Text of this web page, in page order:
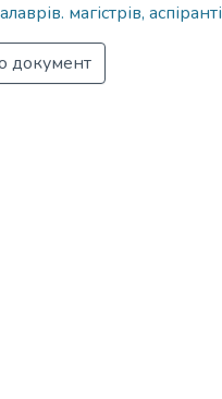
магістрів,
документ